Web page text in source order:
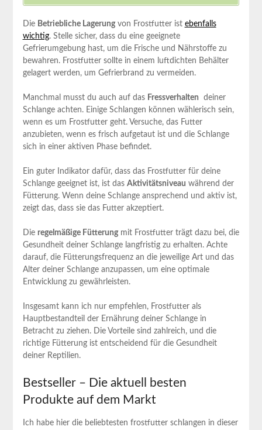
Die Betriebliche Lagerung‌von Frostfutter ist ebenfalls
wichtig. ⁣Stelle⁤ sicher,⁢ dass ⁢du ​eine geeignete
Gefrierumgebung hast, um die Frische und Nährstoffe zu
bewahren. ⁤Frostfutter ⁣sollte in einem luftdichten Behälter
gelagert ​werden, um ​Gefrierbrand zu⁢ vermeiden.
Manchmal musst du auch ​auf ​das Fressverhalten ‍ deiner⁣
Schlange ‍achten. Einige​ Schlangen können wählerisch ⁣sein,
⁤wenn es ⁢um‍ Frostfutter geht.⁣ Versuche, das ​Futter
anzubieten, wenn es ⁢frisch aufgetaut ist und die Schlange
sich in einer aktiven Phase befindet.
Ein guter Indikator dafür,‍ dass das ⁤Frostfutter für deine
Schlange geeignet ist, ist das⁤ Aktivitätsniveau während der
Fütterung. Wenn⁢ deine Schlange ansprechend und aktiv ist,⁤
zeigt das, ‍dass sie ⁢das Futter ⁣akzeptiert.
Die regelmäßige⁣ Fütterungmit Frostfutter trägt dazu⁣ bei, die
Gesundheit deiner Schlange langfristig zu erhalten. Achte
darauf,⁤ die Fütterungsfrequenz ⁢an⁣ die jeweilige Art ‍und das
⁢Alter deiner Schlange anzupassen, um eine‍ optimale
Entwicklung zu gewährleisten.
Insgesamt kann​ ich nur empfehlen,⁤ Frostfutter⁤ als
Hauptbestandteil ⁢der Ernährung ​deiner Schlange in
Betracht zu ziehen. Die Vorteile⁢ sind zahlreich, und die
richtige Fütterung ist entscheidend für die ‌Gesundheit
deiner ⁣Reptilien.
Bestseller – Die aktuell‌ besten‍
Produkte auf dem​ Markt
Ich ‍habe hier die beliebtesten frostfutter schlangen in‌ dieser